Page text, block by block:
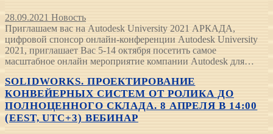
28.09.2021 Новость
Приглашаем вас на Autodesk University 2021 АРКАДА,
цифровой спонсор онлайн-конференции Autodesk University
2021, приглашает Вас 5-14 октября посетить самое
масштабное онлайн мероприятие компании Autodesk для…
SOLIDWORKS. ПРОЕКТИРОВАНИЕ
КОНВЕЙЕРНЫХ СИСТЕМ ОТ РОЛИКА ДО
ПОЛНОЦЕННОГО СКЛАДА. 8 АПРЕЛЯ В 14:00
(EEST, UTC+3) ВЕБИНАР